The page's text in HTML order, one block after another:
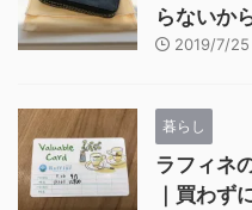
らないか
2019/7/25
暮らし
ラフィネ
｜買わず